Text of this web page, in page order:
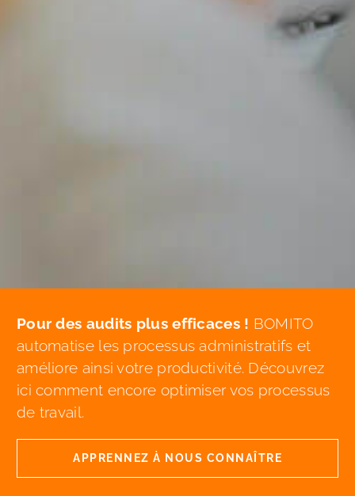
Pour des audits plus efficaces ! BOMITO
automatise les processus administratifs et
améliore ainsi votre productivité. Découvrez
ici comment encore optimiser vos processus
de travail.
APPRENNEZ À NOUS CONNAÎTRE